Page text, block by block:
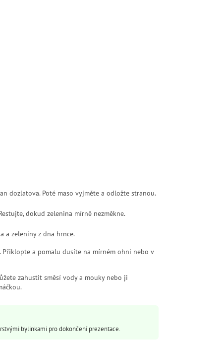
dozlatova. Poté maso vyjměte a odložte stranou.
dokud zelenina mírně nezměkne.
a zeleniny z dna hrnce.
a pomalu dusíte na mírném ohni nebo v
zahustit směsí vody a mouky nebo ji
bylinkami pro dokončení prezentace.